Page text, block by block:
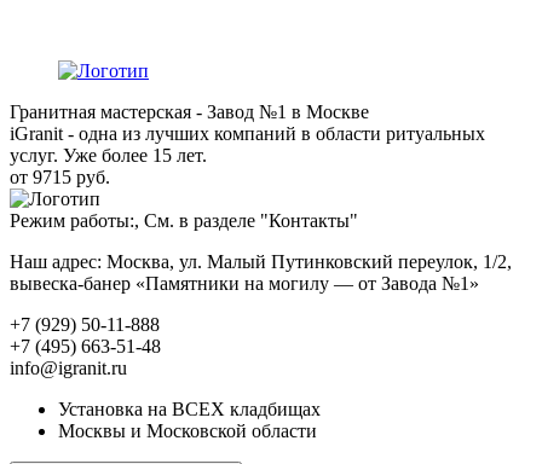
Гранитная мастерская - Завод №1 в Москве
iGranit - одна из лучших компаний в области ритуальных
услуг. Уже более 15 лет.
от 9715 руб.
Режим работы:, См. в разделе "Контакты"
Наш адрес: Москва, ул. Малый Путинковский переулок, 1/2,
вывеска-банер «Памятники на могилу — от Завода №1»
+7 (929) 50-11-888
+7 (495) 663-51-48
info@igranit.ru
Установка на ВСЕХ кладбищах
Москвы и Московской области